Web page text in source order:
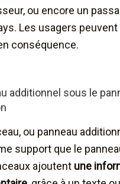
ou encore un
Les usagers
conséquence.
additionnel sous le
ou panneau
support que le
ajoutent une